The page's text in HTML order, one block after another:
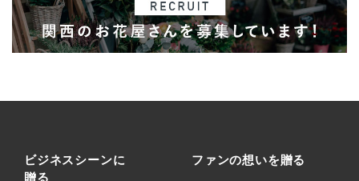
ビジネスシーンに
贈る
ファンの想いを贈る